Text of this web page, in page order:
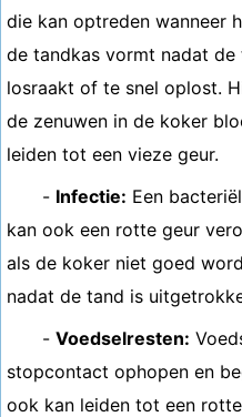
die kan optreden wanneer
de tandkas vormt nadat
losraakt of te snel oplost.
de zenuwen in de koker
leiden tot een vieze geur.
- Infectie: Een
kan ook een rotte geur
als de koker niet goed
nadat de tand is
- Voedselresten:
stopcontact ophopen en
ook kan leiden tot een